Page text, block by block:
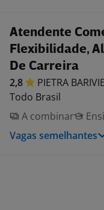
Atendente
Flexibilidade,
De Carreira
2,8 PIETRA
Todo Brasil
A combinar
Vagas semelhantes